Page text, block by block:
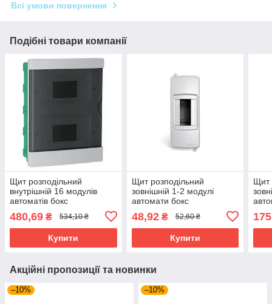
Всі умови повернення
Подібні товари компанії
Щит розподільний
внутрішній 16 модулів
автоматів бокс
NX4216
480,69 ₴ 534,10 ₴
Купити
Щит розподільний
зовнішній 1-2 модулі
автомати бокс
90914001
48,92₴ 52,60 ₴
Купити
Щит
Акційні пропозиції та новинки
–10% –10%